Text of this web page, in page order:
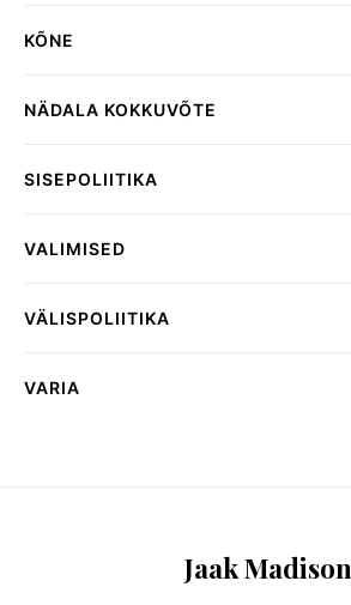
KÕNE
NÄDALA KOKKUVÕTE
SISEPOLIITIKA
VALIMISED
VÄLISPOLIITIKA
VARIA
Jaak Madison